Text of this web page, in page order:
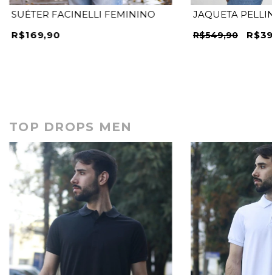
SUÉTER FACINELLI FEMININO
R$169,90
JAQUETA
R$549,90
TOP DROPS MEN